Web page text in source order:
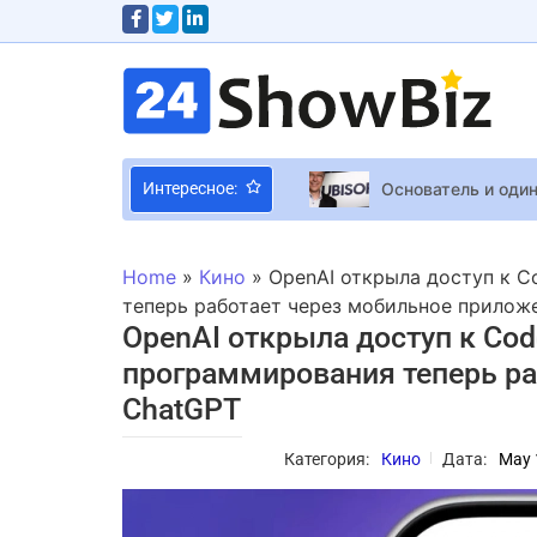
Интересное:
Основатель и
Леся Никитюк
Украинские
Новости о “Dune
Russia
Блогер нашел
Джеймс Кэмерон
Линк, принцесса
Home » Кино » OpenAI открыла доступ к
теперь работает через мобильное
OpenAI открыла доступ к
программирования теперь
ChatGPT
Категория: Кино Дата: May